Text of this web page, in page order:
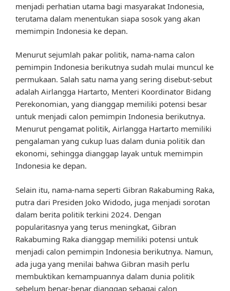
menjadi perhatian utama bagi masyarakat Indonesia,
terutama dalam menentukan siapa sosok yang akan
memimpin Indonesia ke depan.
Menurut sejumlah pakar politik, nama-nama calon
pemimpin Indonesia berikutnya sudah mulai muncul ke
permukaan. Salah satu nama yang sering disebut-sebut
adalah Airlangga Hartarto, Menteri Koordinator Bidang
Perekonomian, yang dianggap memiliki potensi besar
untuk menjadi calon pemimpin Indonesia berikutnya.
Menurut pengamat politik, Airlangga Hartarto memiliki
pengalaman yang cukup luas dalam dunia politik dan
ekonomi, sehingga dianggap layak untuk memimpin
Indonesia ke depan.
Selain itu, nama-nama seperti Gibran Rakabuming Raka,
putra dari Presiden Joko Widodo, juga menjadi sorotan
dalam berita politik terkini 2024. Dengan
popularitasnya yang terus meningkat, Gibran
Rakabuming Raka dianggap memiliki potensi untuk
menjadi calon pemimpin Indonesia berikutnya. Namun,
ada juga yang menilai bahwa Gibran masih perlu
membuktikan kemampuannya dalam dunia politik
sebelum benar-benar dianggap sebagai calon